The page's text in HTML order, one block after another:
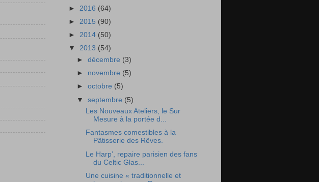
► 2016 (64)
► 2015 (90)
► 2014 (50)
▼ 2013 (54)
►décembre (3)
► novembre (5)
►octobre (5)
▼septembre (5)
Les Nouveaux Ateliers, le Sur
Mesure à la portée d...
Fantasmes comestibles à la
Pâtisserie des Rêves.
Le Harp’, repaire parisien des fans
du Celtic Glas...
Une cuisine « traditionnelle et